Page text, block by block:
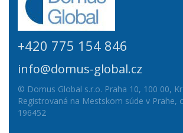
+420 775 154 846
info@domus-global.cz
© Domus Global s.r.o. Praha 10, 100 00,
Registrovaná na Mestskom súde v Prahe,
196452